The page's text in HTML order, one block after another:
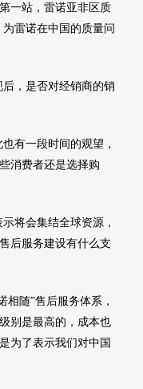
一站， 雷诺亚非区质
为雷诺在中国的质量问
，是否对经销商的销
有一段时间的观望，
消费者还是选择购
将会集结全球资源，
后服务建设有什么支
相随”售后服务体系，
别是最高的，成本也
为了表示我们对中国